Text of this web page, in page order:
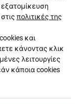
εξατομίκευση
πολιτικές της
και
κάνοντας κλικ
λειτουργίες
κάποια cookies